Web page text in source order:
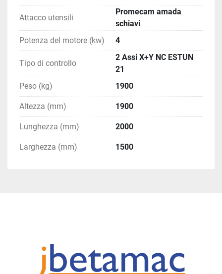
Attacco utensili
Promecam amada
schiavi
Potenza del motore (kw)
4
Tipo di controllo
2 Assi X+Y NC ESTUN
21
Peso (kg)
1900
Altezza (mm) 1900
Lunghezza (mm) 2000
Larghezza (mm) 1500